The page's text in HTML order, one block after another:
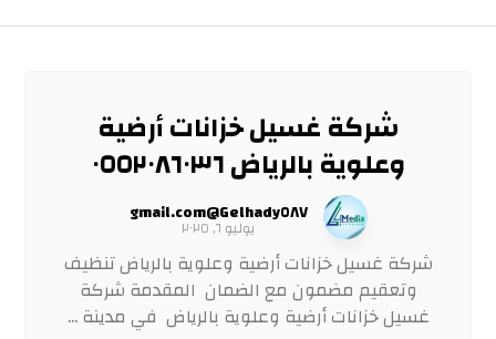
شركة غسيل خزانات أرضية
وعلوية بالرياض ٠٥٥٢٠٨٦٠٣٦
Gelhady٥٨٧@gmail.com
يوليو ٦, ٢٠٢٥
شركة غسيل خزانات أرضية وعلوية بالرياض تنظيف
وتعقيم مضمون مع الضمان المقدمة شركة
غسيل خزانات أرضية وعلوية بالرياض في مدينة ...